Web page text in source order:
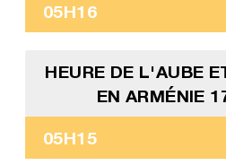
05H16
HEURE DE L'AUBE
EN ARMÉNIE
05H15